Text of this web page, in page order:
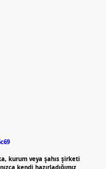
kurum veya şahıs şirketi